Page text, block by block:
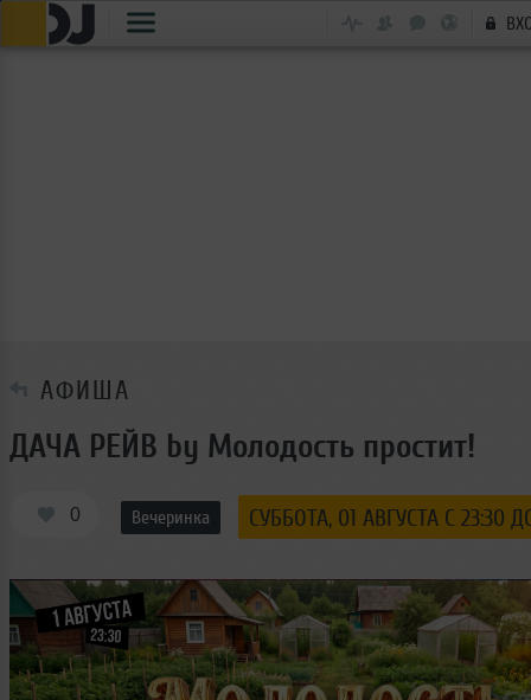
АФИША
ДАЧА РЕЙВ by Молодость простит!
0 Вечеринка СУББОТА, 01 АВГУСТА С 23:30